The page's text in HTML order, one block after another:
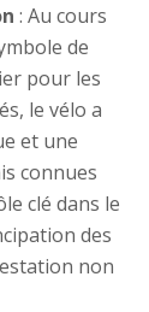
: Au cours
de
pour les
le vélo a
et une
connues
clé dans le
des
non